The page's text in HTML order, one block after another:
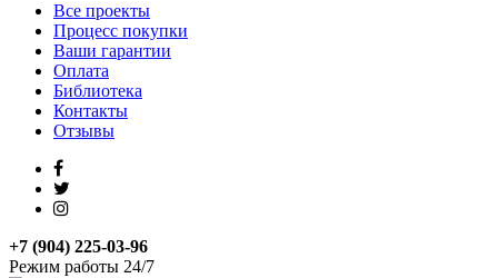
Все проекты
Процесс покупки
Ваши гарантии
Оплата
Библиотека
Контакты
Отзывы
+7 (904) 225-03-96
Режим работы 24/7